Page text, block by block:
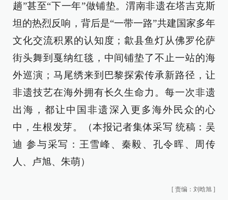
趟”甚至“下一年”做铺垫。渭南非遗在塔吉克斯
坦的热烈反响，背后是“一带一路”共建国家多年
文化交流积累的认知度；歙县鱼灯从佛罗伦萨
街头舞到戛纳红毯，中间铺垫了不止一站的海
外巡演；马尾绣来到巴黎探索传承新路径，让
非遗技艺在海外拥有长久生命力。每一次非遗
出海，都让中国非遗深入更多海外民众的心
中，生根发芽。（本报记者集体采写 统稿：吴
迪 参与采写：王雪峰、秦毅、孔令晖、周传
人、卢旭、朱萌）
[ 责编：刘晗旭 ]